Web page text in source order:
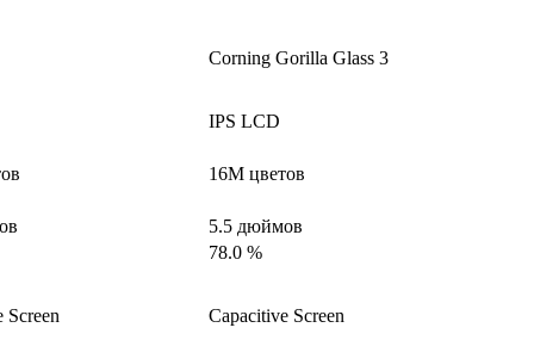
Corning Gorilla Glass 3
IPS LCD
16M цветов
5.5 дюймов
78.0 %
Screen Capacitive Screen